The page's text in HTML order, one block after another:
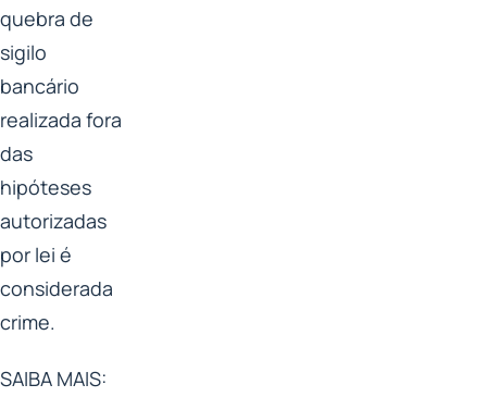
quebra de
sigilo
bancário
realizada fora
das
hipóteses
autorizadas
por lei é
considerada
crime.
SAIBA MAIS: